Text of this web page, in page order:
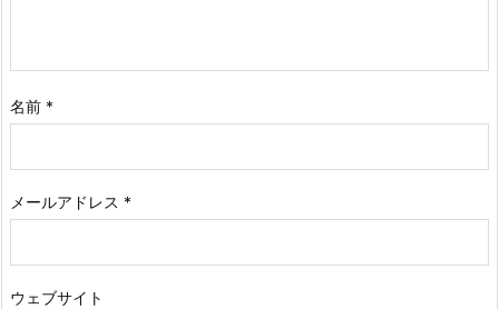
名前 *
メールアドレス *
ウェブサイト